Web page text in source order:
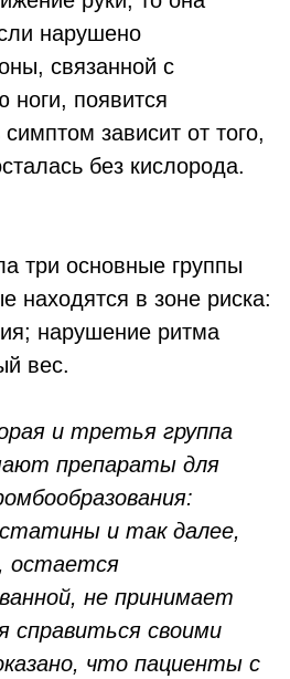
нарушено
связанной с
ноги, появится
зависит от того,
без кислорода.
три основные группы
находятся в зоне риска:
нарушение ритма
вес.
и третья группа
препараты для
и так далее,
остается
не принимает
справиться своими
что пациенты с